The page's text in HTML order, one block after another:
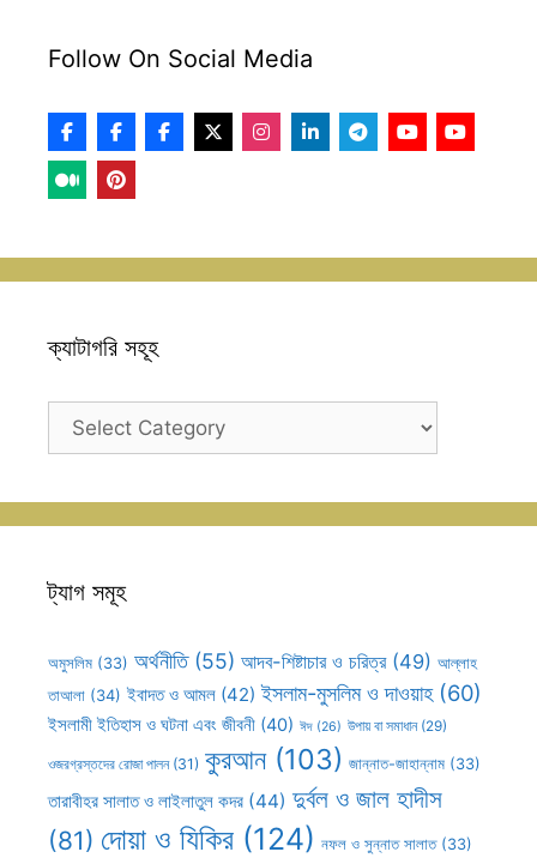
Follow On Social Media
ক্যাটাগরি সহূহ
ক্যাটাগরি
ট্যাগ সমূহ
অমুসলিম (33) অর্থনীতি(55) আদব-শিষ্টাচার ও চরিত্র(49) আল্লাহ
তাআলা (34) ইবাদত ও আমল (42) ইসলাম-মুসলিম ও দাওয়াহ(60)
ইসলামী ইতিহাস ও ঘটনা এবং জীবনী (40) ঈদ (26) উপায় বা সমাধান(29)
ওজরগ্রস্তদের রোজা পালন(31) কুরআন(103) জান্নাত-জাহান্নাম (33)
তারাবীহর সালাত ও লাইলাতুল কদর (44) দুর্বল ও জাল হাদীস
(81) দোয়া ও যিকির (124) নফল ও সুন্নাত সালাত(33)